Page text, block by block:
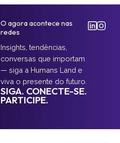
O agora acontece nas
redes
Insights, tendências,
conversas que importam
— siga a Humans Land e
viva o presente do futuro.
SIGA. CONECTE-SE.
PARTICIPE.